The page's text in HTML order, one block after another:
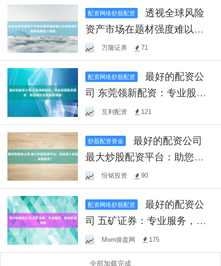
配资网络炒股配资
透视全球风险
资产市场在题材强度难以形
成持续共振的时期这一阶段
万隆证券 71
配资网络炒股配资
最好的配资公
司 东莞领新配资：专业股票
配资服务，助您轻松实现财
富增值！
互利配资 121
炒股配资资金
最好的配资公司
最大炒股配资平台：助您放
大收益，决胜股市！
恒铭投资 90
配资网络炒股配资
最好的配资公
司 五矿证券：专业服务，助
您财富增值
Mom操盘网 175
全部加载完成